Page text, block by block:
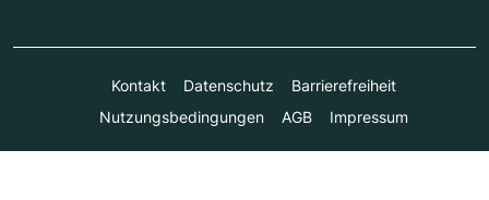
Kontakt Datenschutz
Barrierefreiheit
Nutzungsbedingungen
AGB Impressum